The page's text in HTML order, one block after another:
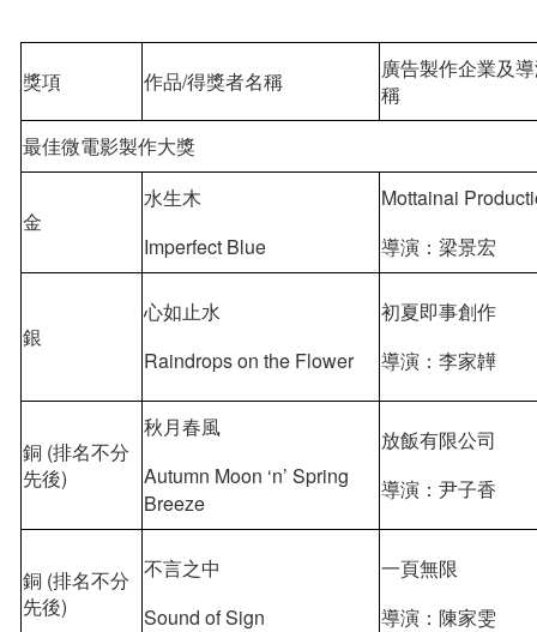
獎項 作品/得獎者名稱
廣告製作企業及
稱
最佳微電影製作大獎
金
水生木
Imperfect Blue
Mottainai
導演：梁景宏
銀
心如止水
Raindrops on the Flower
初夏即事創作
導演：李家韡
銅 (排名不分
先後)
秋⽉春風
Autumn Moon ‘n’ Spring
Breeze
放飯有限公司
導演：尹子香
銅 (排名不分
先後)
不言之中
Sound of Sign
一頁無限
導演：陳家雯